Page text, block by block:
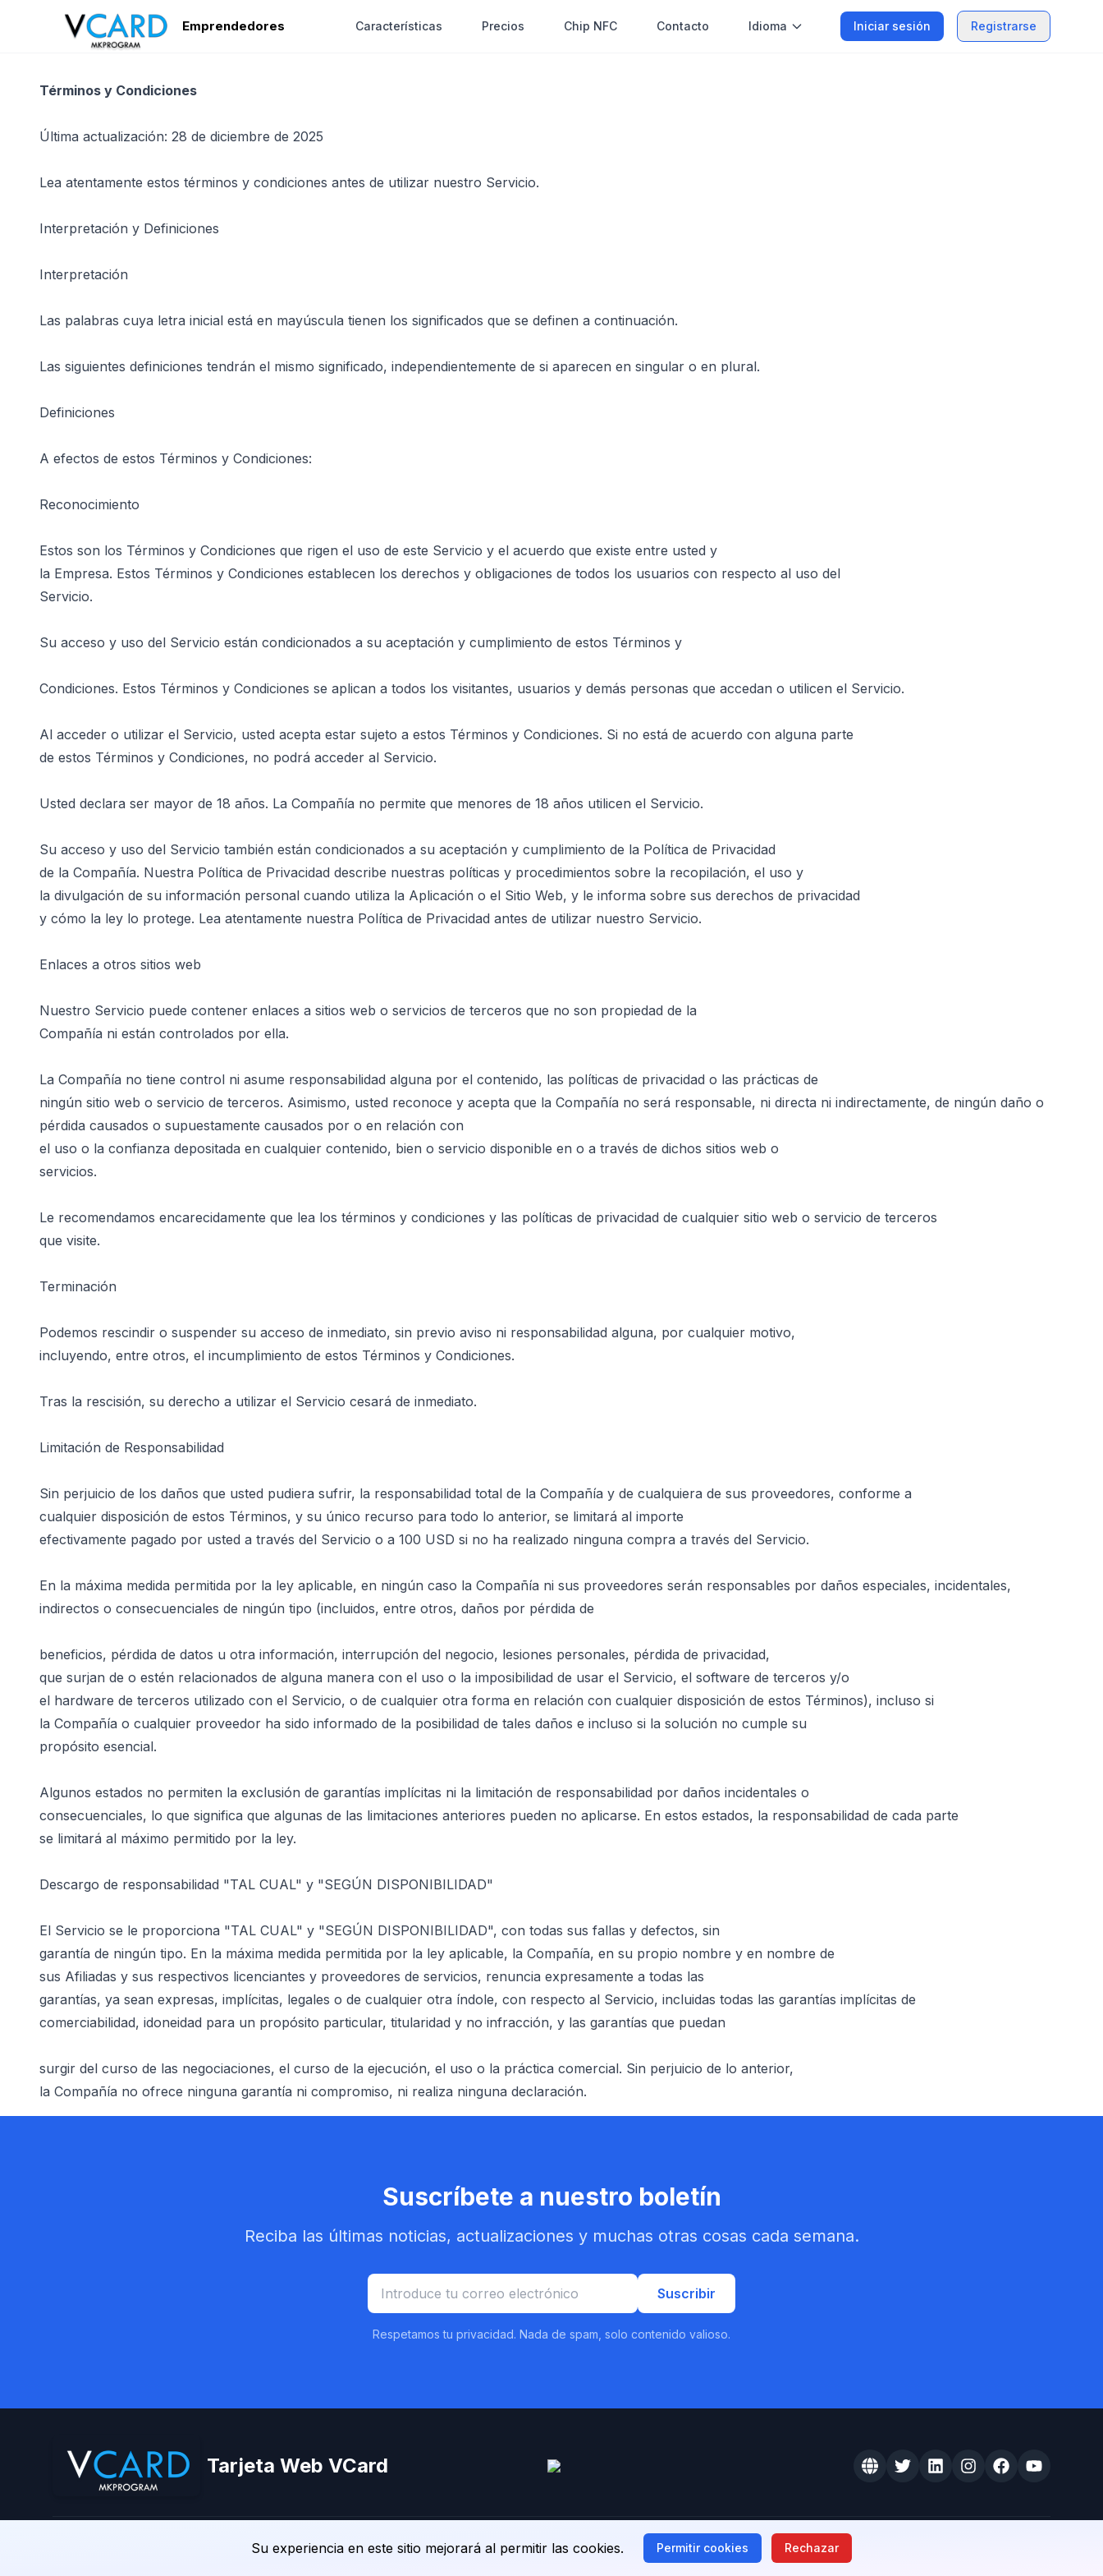
Emprendedores Características Precios Chip NFC Contacto Idioma Iniciar sesión Registrarse
Términos y Condiciones
Última actualización: 28 de diciembre de 2025
Lea atentamente estos términos y condiciones antes de utilizar nuestro Servicio.
Interpretación y Definiciones
Interpretación
Las palabras cuya letra inicial está en mayúscula tienen los significados que se definen a continuación.
Las siguientes definiciones tendrán el mismo significado, independientemente de si aparecen en singular o en plural.
Definiciones
A efectos de estos Términos y Condiciones:
Reconocimiento
Estos son los Términos y Condiciones que rigen el uso de este Servicio y el acuerdo que existe entre usted y
la Empresa. Estos Términos y Condiciones establecen los derechos y obligaciones de todos los usuarios con respecto al uso del
Servicio.
Su acceso y uso del Servicio están condicionados a su aceptación y cumplimiento de estos Términos y
Condiciones. Estos Términos y Condiciones se aplican a todos los visitantes, usuarios y demás personas que accedan o utilicen el Servicio.
Al acceder o utilizar el Servicio, usted acepta estar sujeto a estos Términos y Condiciones. Si no está de acuerdo con alguna parte
de estos Términos y Condiciones, no podrá acceder al Servicio.
Usted declara ser mayor de 18 años. La Compañía no permite que menores de 18 años utilicen el Servicio.
Su acceso y uso del Servicio también están condicionados a su aceptación y cumplimiento de la Política de Privacidad
de la Compañía. Nuestra Política de Privacidad describe nuestras políticas y procedimientos sobre la recopilación, el uso y
la divulgación de su información personal cuando utiliza la Aplicación o el Sitio Web, y le informa sobre sus derechos de privacidad
y cómo la ley lo protege. Lea atentamente nuestra Política de Privacidad antes de utilizar nuestro Servicio.
Enlaces a otros sitios web
Nuestro Servicio puede contener enlaces a sitios web o servicios de terceros que no son propiedad de la
Compañía ni están controlados por ella.
La Compañía no tiene control ni asume responsabilidad alguna por el contenido, las políticas de privacidad o las prácticas de
ningún sitio web o servicio de terceros. Asimismo, usted reconoce y acepta que la Compañía no será responsable, ni directa ni indirectamente, de ningún daño o
pérdida causados ​​o supuestamente causados ​​por o en relación con
el uso o la confianza depositada en cualquier contenido, bien o servicio disponible en o a través de dichos sitios web o
servicios.
Le recomendamos encarecidamente que lea los términos y condiciones y las políticas de privacidad de cualquier sitio web o servicio de terceros
que visite.
Terminación
Podemos rescindir o suspender su acceso de inmediato, sin previo aviso ni responsabilidad alguna, por cualquier motivo,
incluyendo, entre otros, el incumplimiento de estos Términos y Condiciones.
Tras la rescisión, su derecho a utilizar el Servicio cesará de inmediato.
Limitación de Responsabilidad
Sin perjuicio de los daños que usted pudiera sufrir, la responsabilidad total de la Compañía y de cualquiera de sus proveedores, conforme a
cualquier disposición de estos Términos, y su único recurso para todo lo anterior, se limitará al importe
efectivamente pagado por usted a través del Servicio o a 100 USD si no ha realizado ninguna compra a través del Servicio.
En la máxima medida permitida por la ley aplicable, en ningún caso la Compañía ni sus proveedores serán responsables por daños especiales, incidentales,
indirectos o consecuenciales de ningún tipo (incluidos, entre otros, daños por pérdida de
beneficios, pérdida de datos u otra información, interrupción del negocio, lesiones personales, pérdida de privacidad,
que surjan de o estén relacionados de alguna manera con el uso o la imposibilidad de usar el Servicio, el software de terceros y/o
el hardware de terceros utilizado con el Servicio, o de cualquier otra forma en relación con cualquier disposición de estos Términos), incluso si
la Compañía o cualquier proveedor ha sido informado de la posibilidad de tales daños e incluso si la solución no cumple su
propósito esencial.
Algunos estados no permiten la exclusión de garantías implícitas ni la limitación de responsabilidad por daños incidentales o
consecuenciales, lo que significa que algunas de las limitaciones anteriores pueden no aplicarse. En estos estados, la responsabilidad de cada parte
se limitará al máximo permitido por la ley.
Descargo de responsabilidad "TAL CUAL" y "SEGÚN DISPONIBILIDAD"
El Servicio se le proporciona "TAL CUAL" y "SEGÚN DISPONIBILIDAD", con todas sus fallas y defectos, sin
garantía de ningún tipo. En la máxima medida permitida por la ley aplicable, la Compañía, en su propio nombre y en nombre de
sus Afiliadas y sus respectivos licenciantes y proveedores de servicios, renuncia expresamente a todas las
garantías, ya sean expresas, implícitas, legales o de cualquier otra índole, con respecto al Servicio, incluidas todas las garantías implícitas de
comerciabilidad, idoneidad para un propósito particular, titularidad y no infracción, y las garantías que puedan
surgir del curso de las negociaciones, el curso de la ejecución, el uso o la práctica comercial. Sin perjuicio de lo anterior,
la Compañía no ofrece ninguna garantía ni compromiso, ni realiza ninguna declaración.
Suscríbete a nuestro boletín
Reciba las últimas noticias, actualizaciones y muchas otras cosas cada semana.
Suscribir
Respetamos tu privacidad. Nada de spam, solo contenido valioso.
Tarjeta Web VCard
© 2026 Tarjeta Web VCard. Todos los derechos reservados. Politicas de Privacidad Terminos y Condiciones
Su experiencia en este sitio mejorará al permitir las cookies. Permitir cookies Rechazar